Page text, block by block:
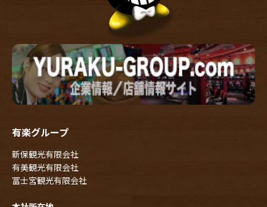
有楽グループ
新保観光有限会社
有美観光有限会社
冨士宮観光有限会社